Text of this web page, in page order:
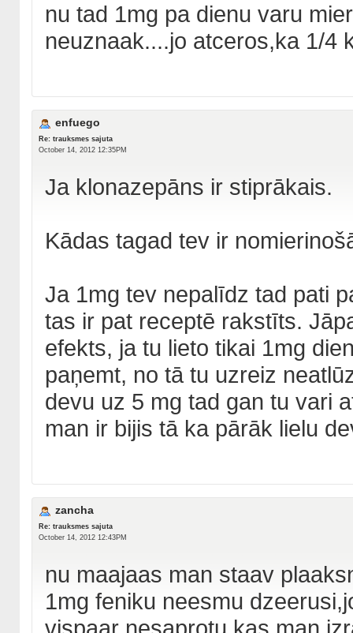
nu tad 1mg pa dienu varu
neuznaak....jo atceros,ka 1/4
enfuego
Re: trauksmes sajuta
October 14, 2012 12:35PM
Ja klonazepāns ir stiprākais.
Kādas tagad tev ir
Ja 1mg tev nepalīdz tad pati
tas ir pat receptē rakstīts.
efekts, ja tu lieto tikai 1mg
paņemt, no tā tu uzreiz
devu uz 5 mg tad gan tu vari
man ir bijis tā ka pārāk lielu
zancha
Re: trauksmes sajuta
October 14, 2012 12:43PM
nu maajaas man staav
1mg feniku neesmu